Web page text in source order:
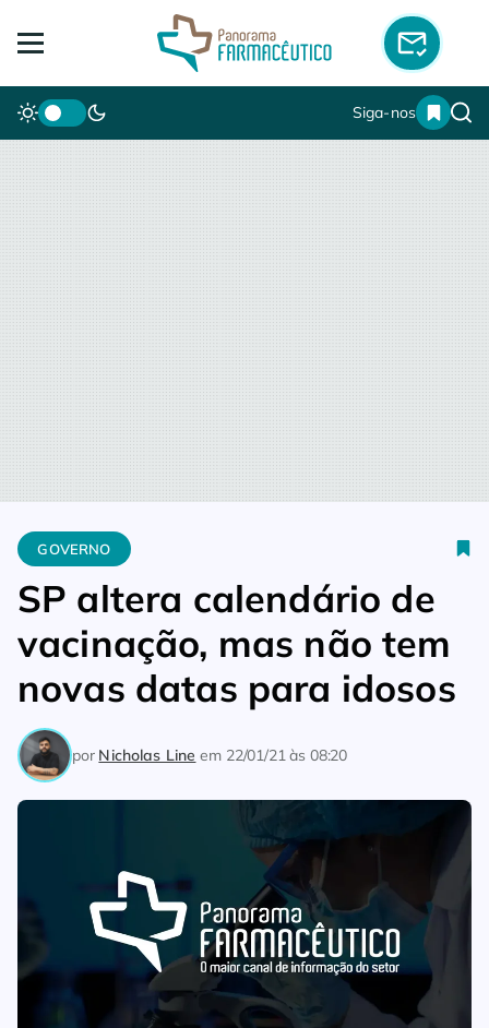
Siga-nos
Home Governo SP altera calendário de vacinação, mas
GOVERNO
SP altera calendário de
vacinação, mas não tem
novas datas para idosos
por Nicholas Line em 22/01/21 às 08:20